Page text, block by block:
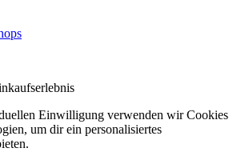
Einwilligung verwenden wir Cookies
um dir ein personalisiertes